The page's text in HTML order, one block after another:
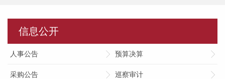
信息公开
人事公告 预算决算
采购公告 巡察审计